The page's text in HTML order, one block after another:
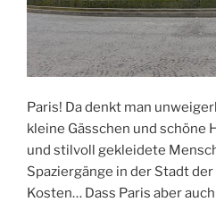
Paris! Da denkt man
kleine Gässchen und schöne
und stilvoll gekleidete
Spaziergänge in der Stadt der
Kosten… Dass Paris aber